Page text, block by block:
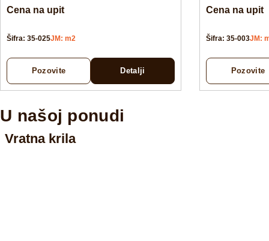
Cena na upit
Šifra: 35-025JM: m2
Pozovite Detalji
Cena na upit
Šifra: 35-003JM:
Pozovite
U našoj ponudi
Vratna krila